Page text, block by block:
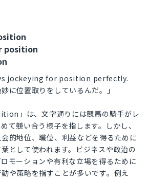
position
jockeying for position perfectly.
に位置取りをしているんだ。」
」は、文字通りには競馬の騎手がレ
て競い合う様子を指します。しかし、
的地位、職位、利益などを得るために
として使われます。ビジネスや政治の
モーションや有利な立場を得るために
や策略を指すことが多いです。例え